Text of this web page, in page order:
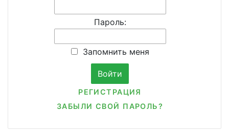
Пароль:
Запомнить меня
РЕГИСТРАЦИЯ
ЗАБЫЛИ СВОЙ ПАРОЛЬ?